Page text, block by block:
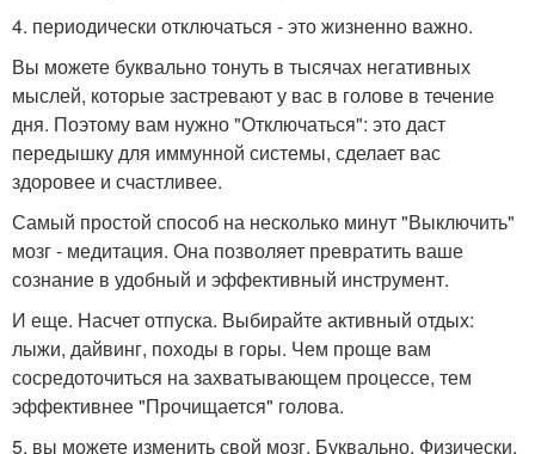
4. периодически отключаться - это жизненно важно.
Вы можете буквально тонуть в тысячах негативных
мыслей, которые застревают у вас в голове в течение
дня. Поэтому вам нужно "Отключаться": это даст
передышку для иммунной системы, сделает вас
здоровее и счастливее.
Самый простой способ на несколько минут "Выключить"
мозг - медитация. Она позволяет превратить ваше
сознание в удобный и эффективный инструмент.
И еще. Насчет отпуска. Выбирайте активный отдых:
лыжи, дайвинг, походы в горы. Чем проще вам
сосредоточиться на захватывающем процессе, тем
эффективнее "Прочищается" голова.
5. вы можете изменить свой мозг. Буквально. Физически.